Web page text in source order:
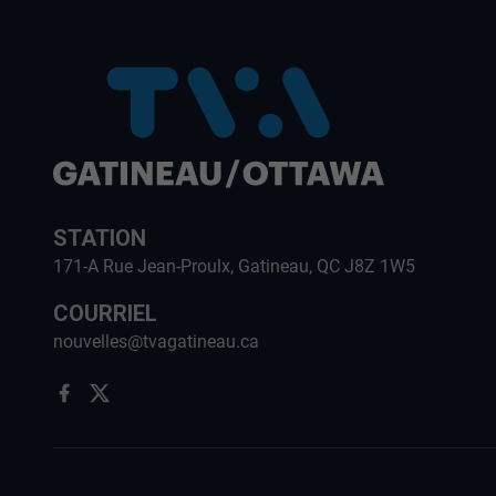
STATION
171-A Rue Jean-Proulx, Gatineau, QC J8Z 1W5
COURRIEL
nouvelles@tvagatineau.ca